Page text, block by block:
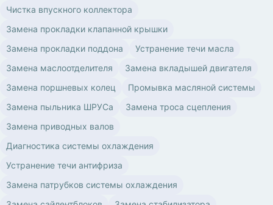
Чистка впускного коллектора
Замена прокладки клапанной крышки
Замена прокладки поддона
Устранение течи масла
Замена маслоотделителя
Замена вкладышей двигателя
Замена поршневых колец
Промывка масляной системы
Замена пыльника ШРУСа
Замена троса сцепления
Замена приводных валов
Диагностика системы охлаждения
Устранение течи антифриза
Замена патрубков системы охлаждения